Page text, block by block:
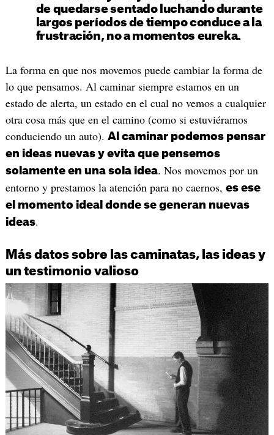
de quedarse sentado luchando durante
largos períodos de tiempo conduce a la
frustración, no a momentos eureka.
La forma en que nos movemos puede cambiar la forma de
lo que pensamos. Al caminar siempre estamos en un
estado de alerta, un estado en el cual no vemos a cualquier
otra cosa más que en el camino (como si estuviéramos
conduciendo un auto). Al caminar podemos pensar
en ideas nuevas y evita que pensemos
solamente en una sola idea. Nos movemos por un
entorno y prestamos la atención para no caernos, es ese
el momento ideal donde se generan nuevas
ideas.
Más datos sobre las caminatas, las ideas y
un testimonio valioso